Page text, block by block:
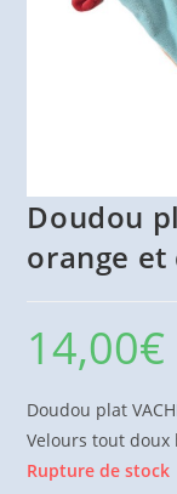
Doudou
orange et
14,00€
Doudou plat
Velours tout doux
Rupture de stock